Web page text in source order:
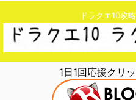
ドラクエ10攻
1日1回応援クリ